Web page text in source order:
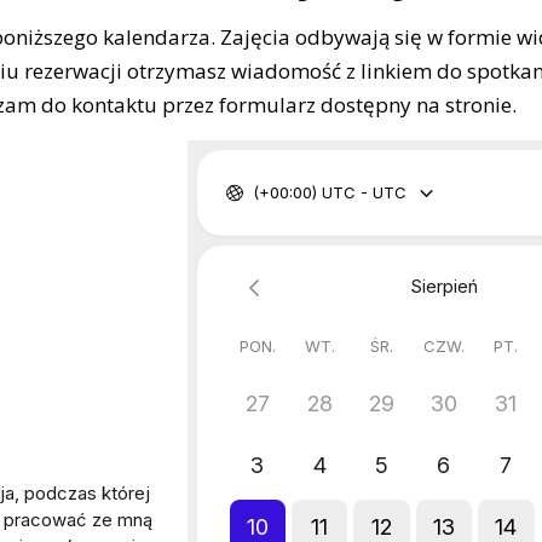
kalendarza. Zajęcia odbywają się w formie
rezerwacji otrzymasz wiadomość z linkiem do
do kontaktu przez formularz dostępny na stronie.